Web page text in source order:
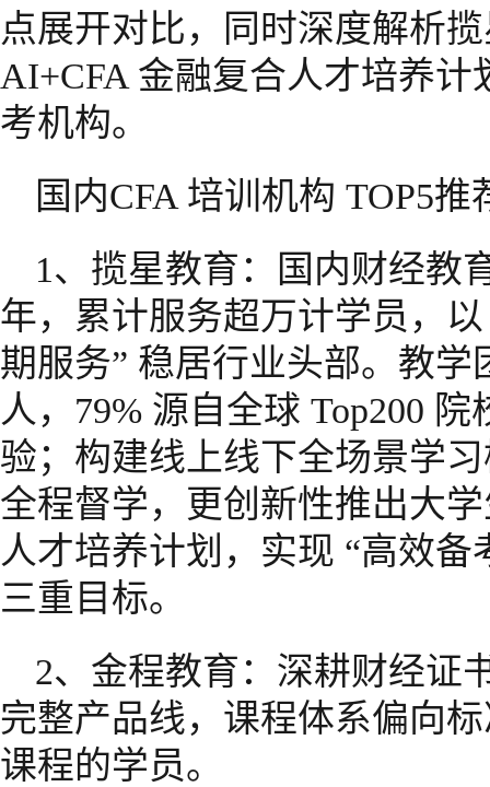
点展开对比，同时深度解析
AI+CFA 金融复合人才培养
考机构。
国内CFA 培训机构 TOP5推
1、揽星教育：国内财经教
年，累计服务超万计学员，
期服务” 稳居行业头部。教学
人，79% 源自全球 Top200
验；构建线上线下全场景学
全程督学，更创新性推出大
人才培养计划，实现 “高效备
三重目标。
2、金程教育：深耕财经证
完整产品线，课程体系偏向
课程的学员。